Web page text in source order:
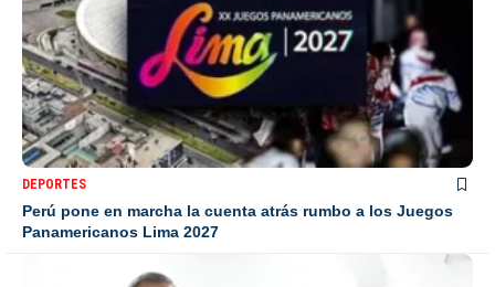
DEPORTES
Perú pone en marcha la cuenta atrás rumbo a los Juegos
Panamericanos Lima 2027